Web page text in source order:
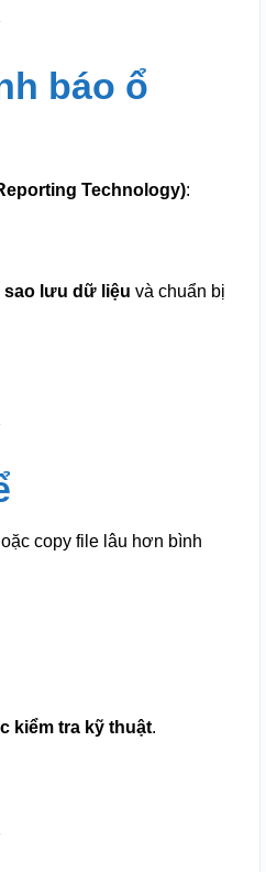
báo ổ
Technology):
sao lưu dữ liệu và chuẩn bị
copy file lâu hơn bình
kiểm tra kỹ thuật.